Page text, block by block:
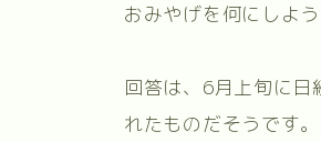
おみやげを何にしよ
回答は、6月上旬に
れたものだそうです。